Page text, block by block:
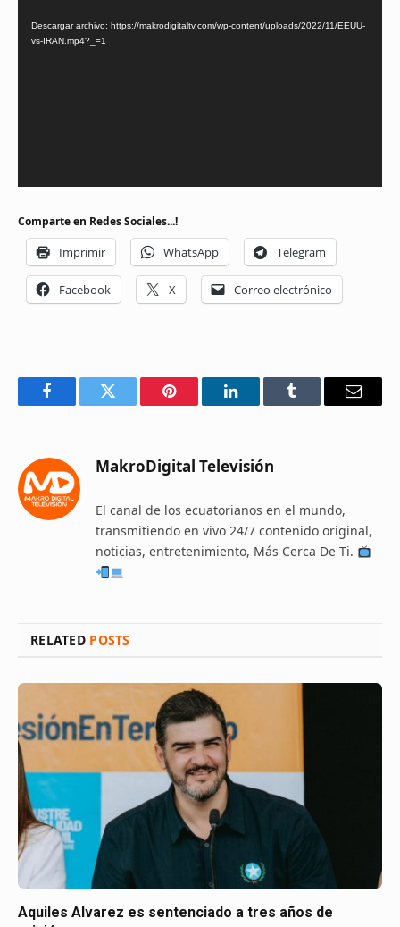
vídeo
Descargar archivo: https://makrodigitaltv.com/wp-content/uploads/2022/11/EEUU-
vs-IRAN.mp4?_=1
Comparte en Redes Sociales...!
Imprimir WhatsApp Telegram
Facebook X Correo electrónico
FacebookTwitter Pinterest LinkedInTumblr Email
MakroDigital Televisión
El canal de los ecuatorianos en el mundo,
transmitiendo en vivo 24/7 contenido original,
noticias, entretenimiento, Más Cerca De Ti.
RELATED POSTS
Aquiles Alvarez es sentenciado a tres años de